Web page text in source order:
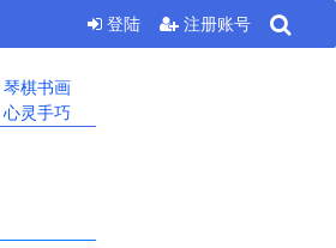
登陆 注册账号
琴棋书画
心灵手巧